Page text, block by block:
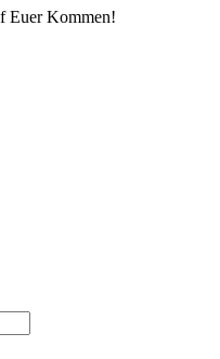
Euer Kommen!